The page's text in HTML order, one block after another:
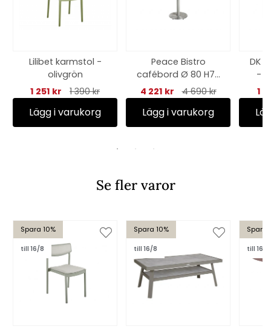
Lilibet karmstol -
olivgrön
1 251 kr
1 390 kr
Lägg i varukorg
Peace Bistro
cafébord Ø 80 H73
cm - light grey
4 221 kr 4 690 kr
Lägg i varukorg
DK
-
1
Se fler varor
Spara 10%
till 16/8
Spara 10%
till 16/8
Spara
till 16/8